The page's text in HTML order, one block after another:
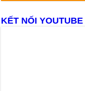
KẾT NỐI YOUTUBE